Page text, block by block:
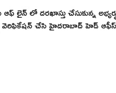
లో దరఖాస్తు చేసుకున్న
వెరిఫికేషన్ చేసి హైదరాబాద్ హెడ్